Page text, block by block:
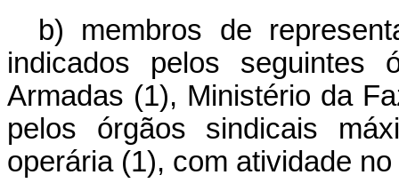
b) membros de
indicados pelos seguintes
Armadas (1), Ministério da
pelos órgãos sindicais
operária (1), com atividade